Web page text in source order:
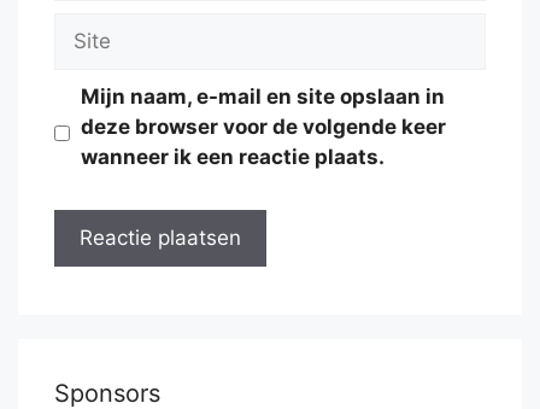
Site
Mijn naam, e-mail en site opslaan in
deze browser voor de volgende keer
wanneer ik een reactie plaats.
Sponsors